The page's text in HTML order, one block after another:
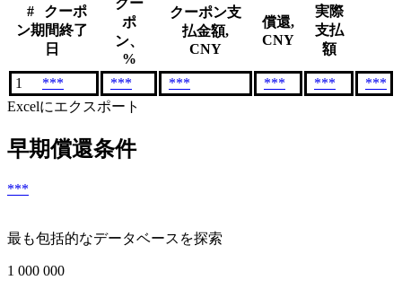
#
クーポ
ン期間終了
日
クー
ポ
ン、
%
クーポン支
払金額,
CNY
償還,
CNY
実際
支払
額
1 *** *** *** *** ***
***
Excelにエクスポート
早期償還条件
***
最も包括的なデータベースを探索
1 000 000